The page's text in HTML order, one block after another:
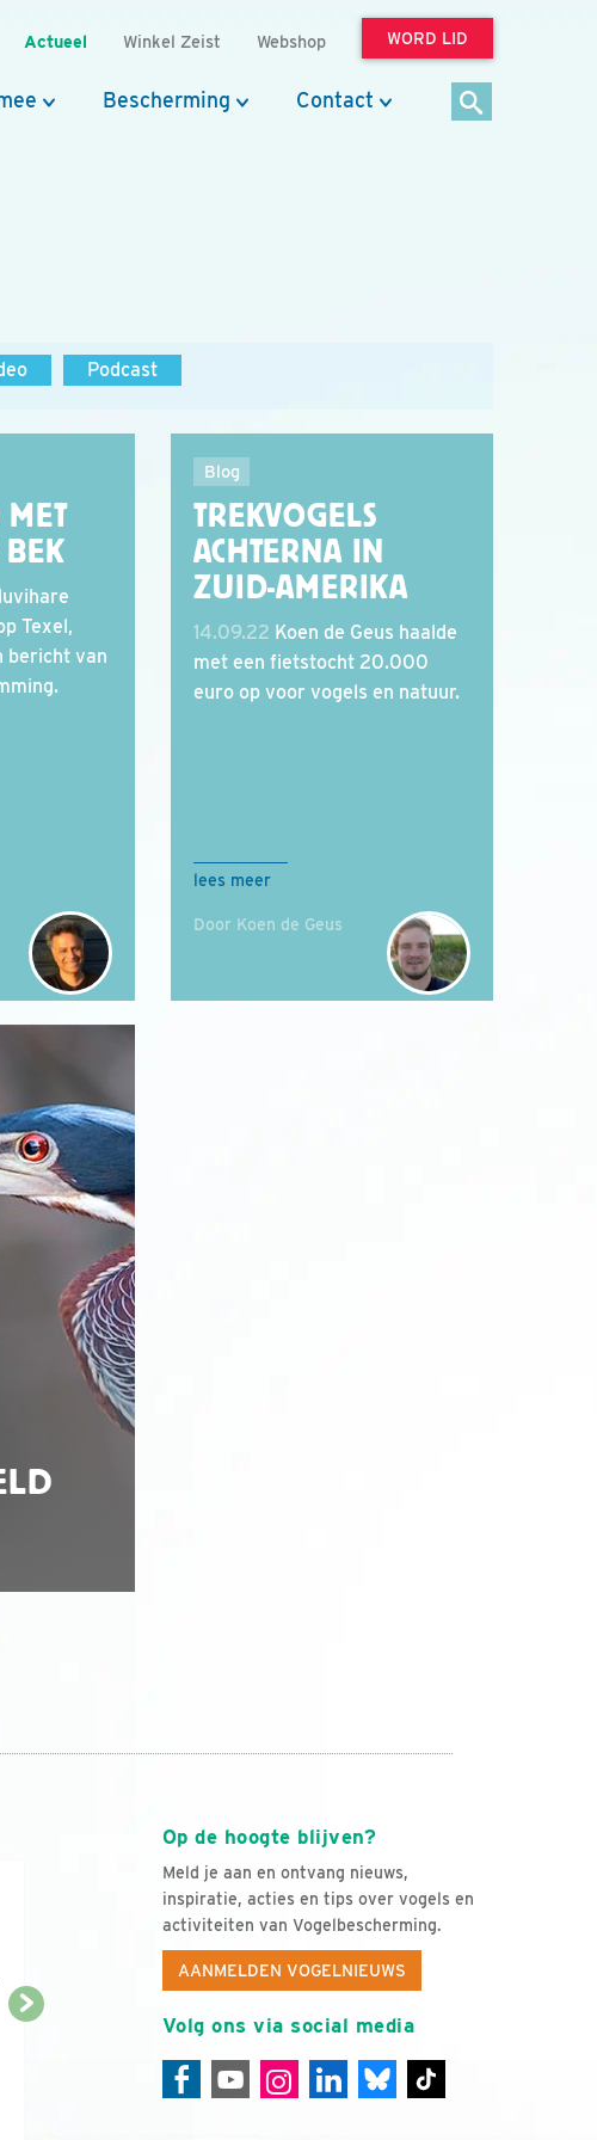
Actueel Winkel Zeist Webshop WORD LID
Bescherming Contact
Podcast
MET
BEK
Texel,
bericht van
Blog
TREKVOGELS
ACHTERNA IN
ZUID-AMERIKA
14.09.22 Koen de Geus haalde
met een fietstocht 20.000
euro op voor vogels en natuur.
lees meer
Door Koen de Geus
Op de hoogte blijven?
Meld je aan en ontvang nieuws,
inspiratie, acties en tips over vogels en
activiteiten van Vogelbescherming.
AANMELDEN VOGELNIEUWS
Volg ons via social media